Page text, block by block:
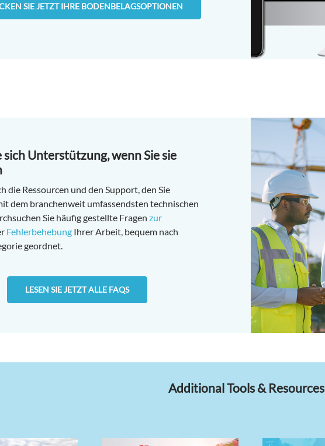
SIE JETZT IHRE BODENBELAGSOPTIONEN
sich Unterstützung, wenn Sie sie
die Ressourcen und den Support, den Sie
dem branchenweit umfassendsten technischen
Sie häufig gestellte Fragen zur
Fehlerbehebung Ihrer Arbeit, bequem nach
geordnet.
LESEN SIE JETZT ALLE FAQS
Additional Tools & Resources